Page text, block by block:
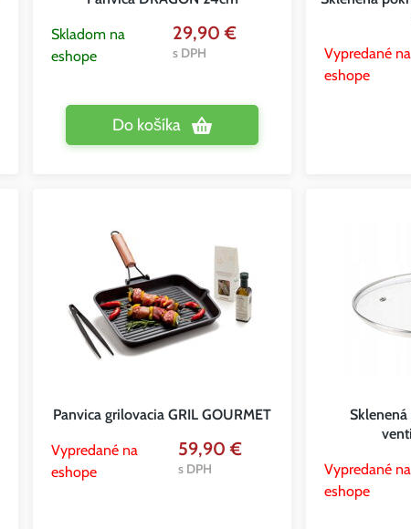
Skladom na
eshope
29,90 €
s DPH
Do košíka
Vypredané na
eshope
Panvica grilovacia GRIL GOURMET
Vypredané na
eshope
59,90 €
s DPH
Vypredané na
eshope